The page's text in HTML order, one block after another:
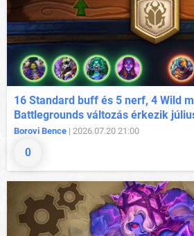
0
16 Standard buff és 5 nerf, 4 Wild
Battlegrounds változás érkezik
Borovi Bence | 2026.07.20 21:00